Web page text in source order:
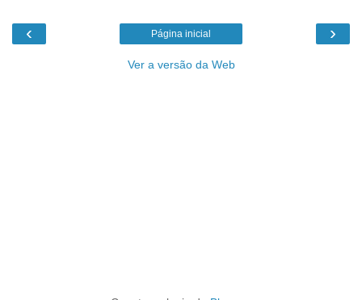
‹ ›
Página inicial
Ver a versão da Web